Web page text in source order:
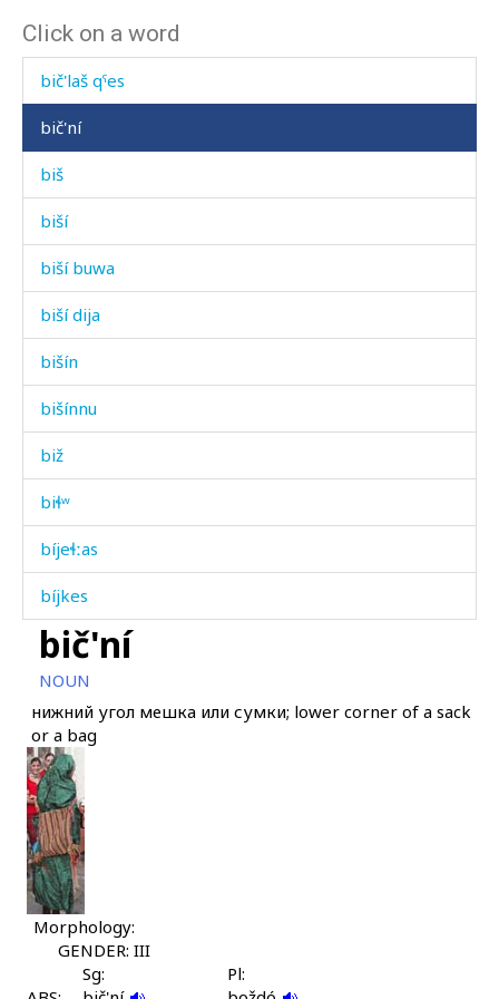
Click on a word
bič'
bič'laš qˤes
bič'ní
biš
biší
biší buwa
biší dija
bišín
bišínnu
biž
biɬʷ
bíjeɬːas
bíjkes
bíjq'ˤelas
bíjq'ˤelkes
bíjtelman
bíjtelmannis
bíjtelmannit éχːas
bíjtːut
bíkɬ'i ás
bímušur
bič'ní
NOUN
нижний угол мешка или сумки; lower corner of a sack
or a bag
Morphology:
GENDER: III
Sg:
Pl: